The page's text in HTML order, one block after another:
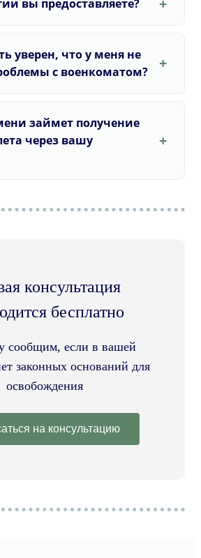
вы предоставляете?
уверен, что у меня не
с военкоматом?
займет получение
через вашу
консультация
бесплатно
сообщим, если в вашей
законных оснований для
освобождения
на консультацию